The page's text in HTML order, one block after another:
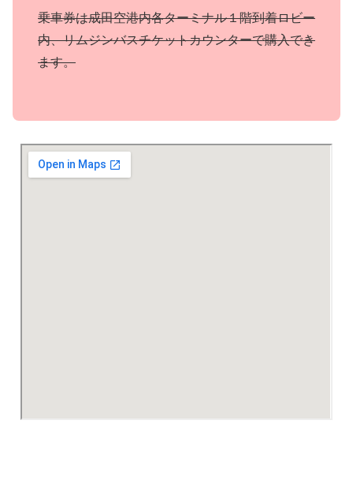
乗車券は成田空港内各ターミナル１階到着ロビー
内、リムジンバスチケットカウンターで購入でき
ます。